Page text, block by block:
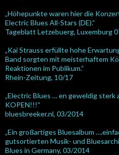
„Höhepunkte waren hier die
Electric Blues All-Stars (DE).“
Tageblatt Letzebuerg, Luxemburg
„Kai Strauss erfüllte hohe
Band sorgten mit meisterhaftem
Reaktionen im Publikum.“
Rhein-Zeitung, 10/17
„Electric Blues … en geweldig sterk
KOPEN!!!“
bluesbreeker.nl, 03/2014
„Ein großartiges Bluesalbum
gutsortierten Musik- und
Blues in Germany, 03/2014